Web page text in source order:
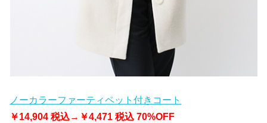
ノーカラーファーティペット付きコート
￥14,904 税込→￥4,471 税込 70%OFF